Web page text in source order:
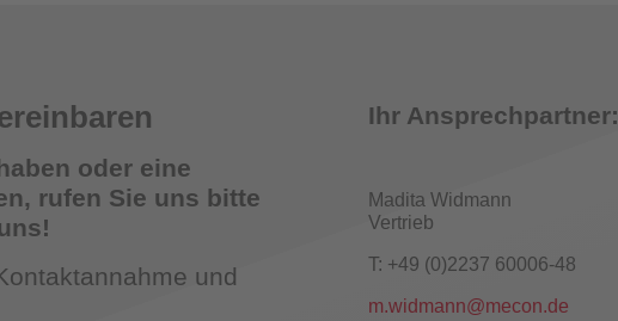
Strömungsmelder-Tester für Sprinkleranlagen
oder eine
rufen Sie uns bitte
und
Ihr Ansprechpartner:
Madita Widmann
Vertrieb
T: +49 (0)2237 60006-48
m.widmann@mecon.de